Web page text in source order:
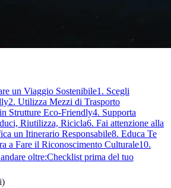
un Viaggio Sostenibile1. Scegli
2. Utilizza Mezzi di Trasporto
Strutture Eco-Friendly4. Supporta
Riutilizza, Ricicla6. Fai attenzione alla
un Itinerario Responsabile8. Educa Te
a Fare il Riconoscimento Culturale10.
oltre:Checklist prima del tuo
)